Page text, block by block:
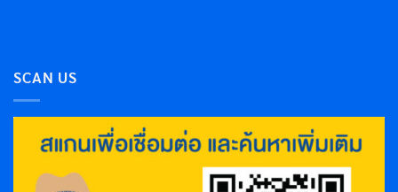
SCAN US